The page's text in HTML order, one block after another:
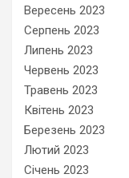
Вересень 2023
Серпень 2023
Липень 2023
Червень 2023
Травень 2023
Квітень 2023
Березень 2023
Лютий 2023
Січень 2023